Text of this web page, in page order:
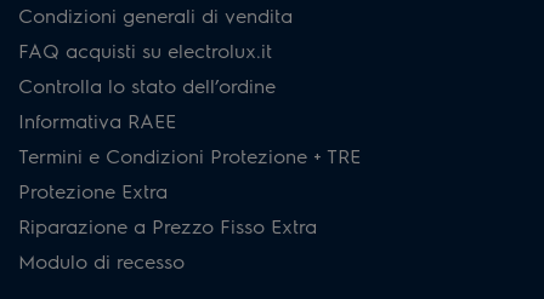
Condizioni generali di vendita
FAQ acquisti su electrolux.it
Controlla lo stato dell’ordine
Informativa RAEE
Termini e Condizioni Protezione + TRE
Protezione Extra
Riparazione a Prezzo Fisso Extra
Modulo di recesso